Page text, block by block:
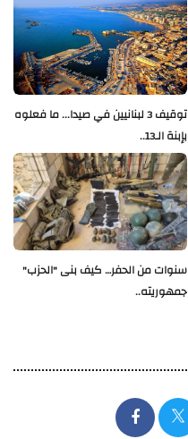
توقيف 3 لبنانيين في صيدا... ما فعلوه
بإبنة الـ13..
سنوات من الحفر… كيف بنى "الحزب"
جمهوريته..